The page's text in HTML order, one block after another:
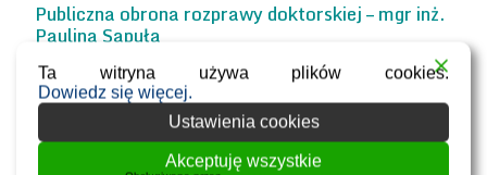
Publiczna obrona rozprawy doktorskiej – mgr inż.
Paulina Sapuła
Postępowania doktorskie
Dziekan i Rada Naukowa Wydziału Inżynierii i Technologii
Chemicznej Politechniki Krakowskiej uprzejmie zapraszają
na publiczną obronę rozprawy doktorskiej mgr inż. Pauliny
Ta witryna używa plików cookies.
Dowiedz się więcej.
Ustawienia cookies
Akceptuję wszystkie